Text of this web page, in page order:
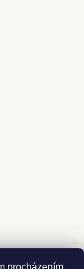
procházením